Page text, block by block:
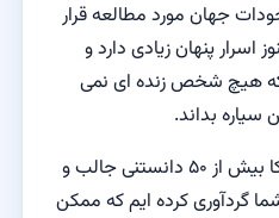
۰.۰۰۱٪ از موجودات جهان مورد مطالعه قرار
اسرار پنهان زیادی دارد و
هیچ شخص زنده ای نمی
سیاره بداند.
ما در این مقاله از سایت کوکا بیش از ۵۰ دانستنی جالب و
گردآوری کرده ایم که ممکن